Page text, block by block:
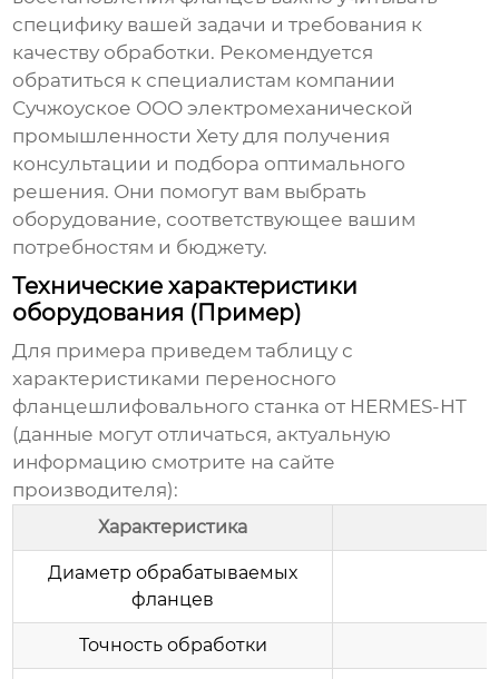
специфику вашей задачи и требования к
качеству обработки. Рекомендуется
обратиться к специалистам компании
Сучжоуское ООО электромеханической
промышленности Хету для получения
консультации и подбора оптимального
решения. Они помогут вам выбрать
оборудование, соответствующее вашим
потребностям и бюджету.
Технические характеристики
оборудования (Пример)
Для примера приведем таблицу с
характеристиками переносного
фланцешлифовального станка от HERMES-HT
(данные могут отличаться, актуальную
информацию смотрите на сайте
производителя):
Характеристика
Диаметр обрабатываемых
фланцев
Точность обработки